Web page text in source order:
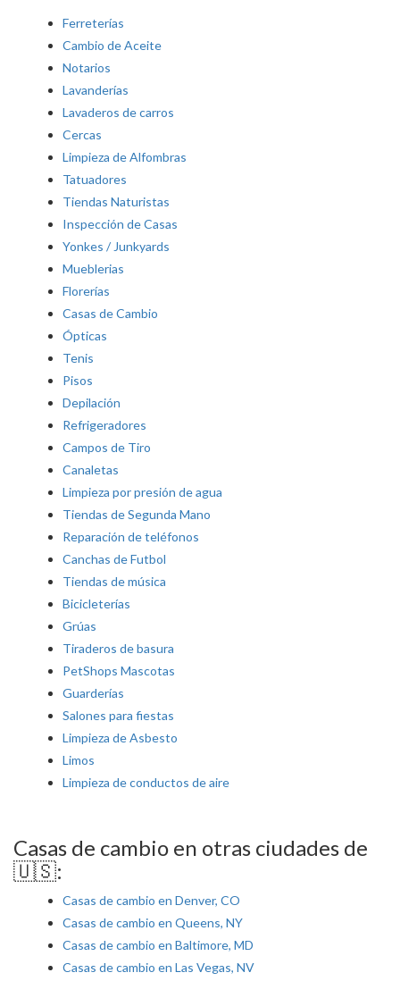
Ferreterías
Cambio de Aceite
Notarios
Lavanderías
Lavaderos de carros
Cercas
Limpieza de Alfombras
Tatuadores
Tiendas Naturistas
Inspección de Casas
Yonkes / Junkyards
Mueblerias
Florerías
Casas de Cambio
Ópticas
Tenis
Pisos
Depilación
Refrigeradores
Campos de Tiro
Canaletas
Limpieza por presión de agua
Tiendas de Segunda Mano
Reparación de teléfonos
Canchas de Futbol
Tiendas de música
Bicicleterías
Grúas
Tiraderos de basura
PetShops Mascotas
Guarderías
Salones para fiestas
Limpieza de Asbesto
Limos
Limpieza de conductos de aire
Casas de cambio en otras ciudades de
🇺🇸:
Casas de cambio en Denver, CO
Casas de cambio en Queens, NY
Casas de cambio en Baltimore, MD
Casas de cambio en Las Vegas, NV